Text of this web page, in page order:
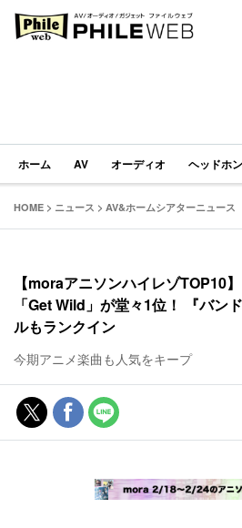
PHILE WEB｜AV/オーディオ/ガジ
ホーム AV オーディオ ヘッドホン
HOME > ニュース > AV&ホームシアターニュース
【moraアニソンハイレゾTOP10
「Get Wild」が堂々1位！ 『バン
ルもランクイン
今期アニメ楽曲も人気をキープ